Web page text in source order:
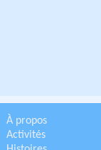
À propos
Activités